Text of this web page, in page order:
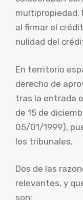
multipropiedad.
al firmar el
nulidad del
En territorio
derecho de
tras la entrada
de 15 de
05/01/1999),
los tribunales.
Dos de las
relevantes, y
son: